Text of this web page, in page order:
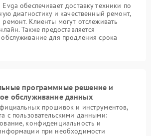
обеспечивает доставку техники по
диагностику и качественный ремонт,
Клиенты могут отслеживать
Также предоставляется
обслуживание для продления срока
программные решение и
обслуживание данных
прошивок и инструментов,
с пользовательскими данными:
конфиденциальность и
при необходимости